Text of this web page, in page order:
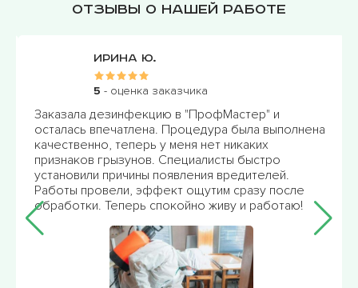
Отзывы о нашей работе
Ирина Ю.
5- оценка заказчика
Заказала дезинфекцию в "ПрофМастер" и
осталась впечатлена. Процедура была выполнена
качественно, теперь у меня нет никаких
признаков грызунов. Специалисты быстро
установили причины появления вредителей.
Работы провели, эффект ощутим сразу после
обработки. Теперь спокойно живу и работаю!